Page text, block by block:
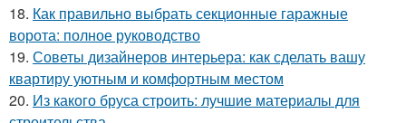
18. Как правильно выбрать секционные гаражные
ворота: полное руководство
19. Советы дизайнеров интерьера: как сделать вашу
квартиру уютным и комфортным местом
20. Из какого бруса строить: лучшие материалы для